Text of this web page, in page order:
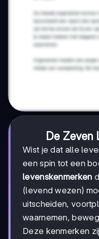
De Zeven
Wist je dat alle
een spin tot een
levenskenmerken
(levend wezen)
uitscheiden,
waarnemen,
Deze kenmerken